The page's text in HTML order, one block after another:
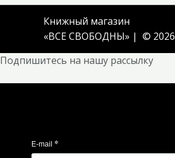
Книжный магазин
«ВСЕ СВОБОДНЫ» | © 2026
Подпишитесь на нашу рассылку
E-mail *